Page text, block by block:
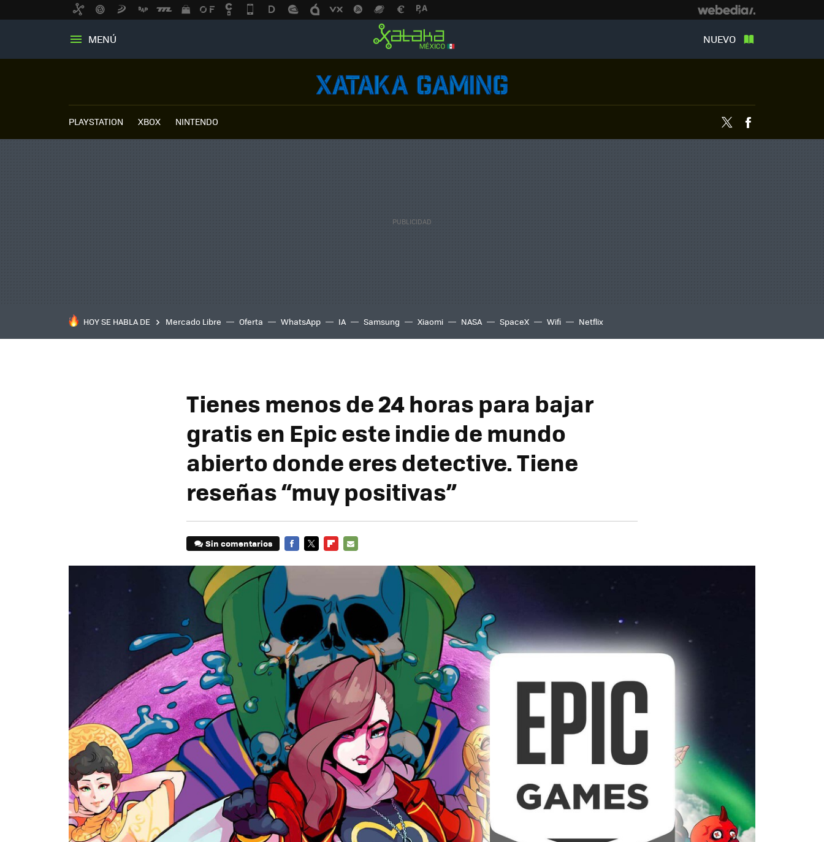
MENÚ NUEVO
PLAYSTATION XBOX NINTENDO Twitter
HOY SE HABLA DE Mercado Libre Oferta WhatsApp IA Samsung Xiaomi NASA SpaceX Wifi Netflix
Tienes menos de 24 horas para bajar
gratis en Epic este indie de mundo
abierto donde eres detective. Tiene
reseñas “muy positivas”
Sin comentarios